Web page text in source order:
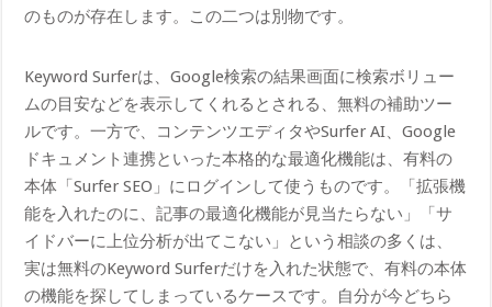
のものが存在します。この二つは別物です。
Keyword Surferは、Google検索の結果画面に検索ボリュー
ムの目安などを表示してくれるとされる、無料の補助ツー
ルです。一方で、コンテンツエディタやSurfer AI、Google
ドキュメント連携といった本格的な最適化機能は、有料の
本体「Surfer SEO」にログインして使うものです。「拡張機
能を入れたのに、記事の最適化機能が見当たらない」「サ
イドバーに上位分析が出てこない」という相談の多くは、
実は無料のKeyword Surferだけを入れた状態で、有料の本体
の機能を探してしまっているケースです。自分が今どちら